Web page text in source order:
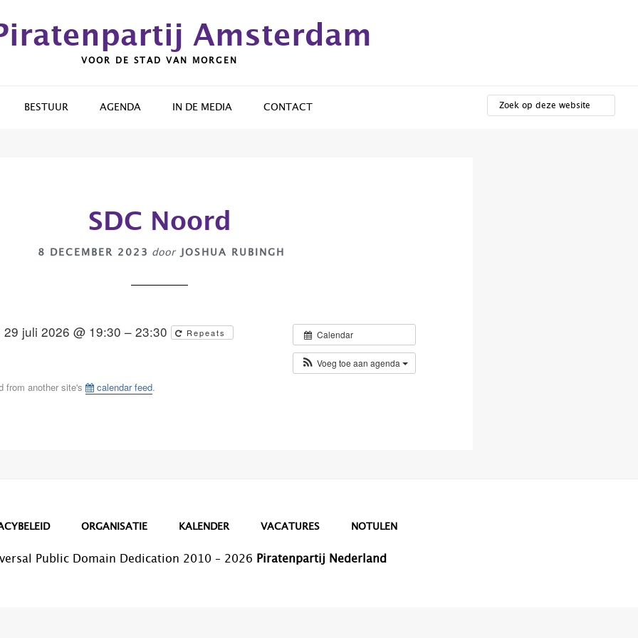
Amsterdam
VOOR DE STAD VAN MORGEN
BESTUUR AGENDA IN DE MEDIA CONTACT
OP
DEZE
SDC Noord
8 DECEMBER 2023 door JOSHUA RUBINGH
Calendar
Voeg toe aan agenda
29 juli 2026 @ 19:30 – 23:30 Repeats
from another site's calendar feed.
ORGANISATIE KALENDER VACATURES NOTULEN
Public Domain Dedication 2010 – 2026 Piratenpartij Nederland